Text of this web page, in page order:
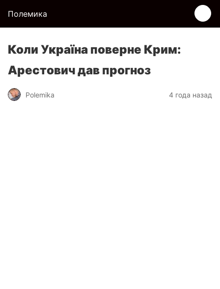
Полемика
Коли Україна поверне Крим:
Арестович дав прогноз
Polemika 4 года назад